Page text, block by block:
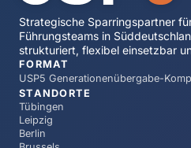
Strategische Sparringspartner
Führungsteams in
strukturiert, flexibel einsetzbar
FORMAT
USP5 Generationenübergabe-
STANDORTE
Tübingen
Leipzig
Berlin